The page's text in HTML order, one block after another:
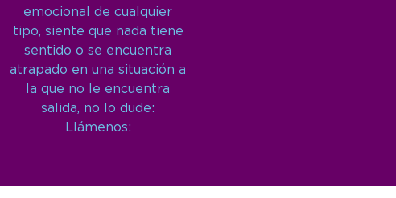
emocional de cualquier
tipo, siente que nada tiene
sentido o se encuentra
atrapado en una situación a
la que no le encuentra
salida, no lo dude:
Llámenos: